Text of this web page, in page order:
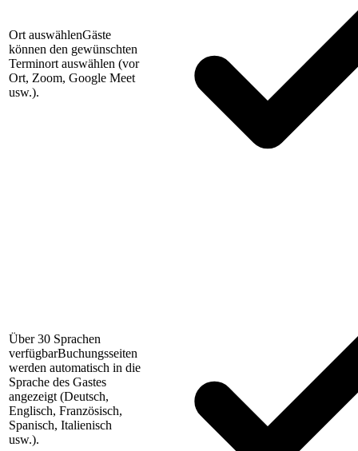
Ort auswählenGäste
können den gewünschten
Terminort auswählen (vor
Ort, Zoom, Google Meet
usw.).
Über 30 Sprachen
verfügbarBuchungsseiten
werden automatisch in die
Sprache des Gastes
angezeigt (Deutsch,
Englisch, Französisch,
Spanisch, Italienisch
usw.).